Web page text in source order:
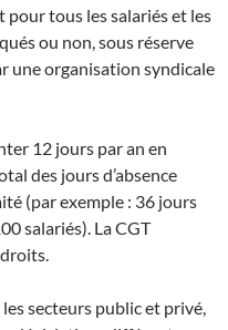
tous les salariés et les
ou non, sous réserve
une organisation syndicale
12 jours par an en
des jours d’absence
(par exemple : 36 jours
salariés). La CGT
secteurs public et privé,